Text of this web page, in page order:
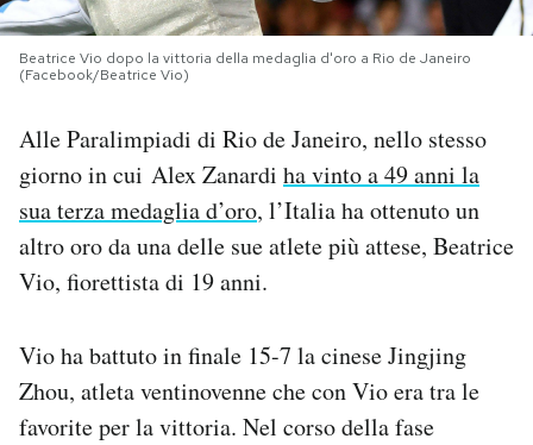
I MIEI PREFERITI
SHOP
CALENDARIO
AREA PERSONALE
Area Personale
Notifiche mobile
Regala il Post
Hai bisogno di aiuto?
Beatrice Vio dopo la vittoria della medaglia d'oro a Rio de Janeiro
(Facebook/Beatrice Vio)
Alle Paralimpiadi di Rio de Janeiro, nello stesso
giorno in cui Alex Zanardi ha vinto a 49 anni la
sua terza medaglia d’oro, l’Italia ha ottenuto un
altro oro da una delle sue atlete più attese, Beatrice
Vio, fiorettista di 19 anni.
Vio ha battuto in finale 15-7 la cinese Jingjing
Zhou, atleta ventinovenne che con Vio era tra le
favorite per la vittoria. Nel corso della fase